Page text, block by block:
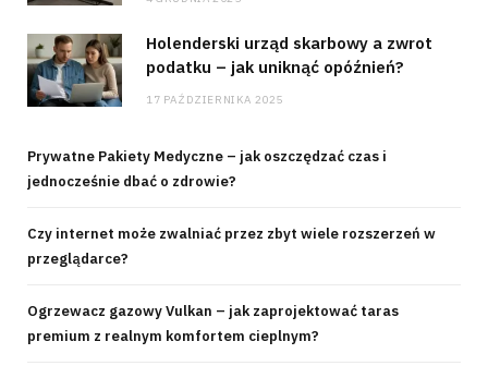
Holenderski urząd skarbowy a zwrot
podatku – jak uniknąć opóźnień?
17 PAŹDZIERNIKA 2025
Prywatne Pakiety Medyczne – jak oszczędzać czas i
jednocześnie dbać o zdrowie?
Czy internet może zwalniać przez zbyt wiele rozszerzeń w
przeglądarce?
Ogrzewacz gazowy Vulkan – jak zaprojektować taras
premium z realnym komfortem cieplnym?